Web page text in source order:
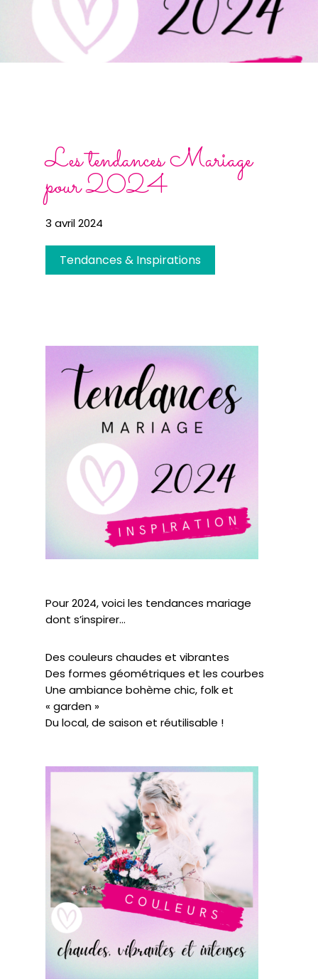
Les tendances Mariage
pour 2024
3 avril 2024
Tendances & Inspirations
Pour 2024, voici les tendances mariage
dont s’inspirer…
Des couleurs chaudes et vibrantes
Des formes géométriques et les courbes
Une ambiance bohème chic, folk et
« garden »
Du local, de saison et réutilisable !